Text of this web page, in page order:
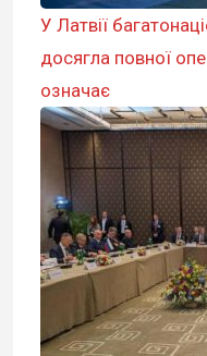
У Латвії
досягла повної
означає